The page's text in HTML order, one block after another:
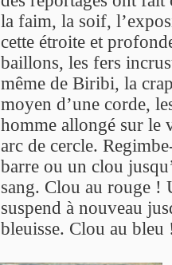
la faim, la soif,
cette étroite et
baillons, les fers
même de Biribi, la
moyen d’une corde,
homme allongé sur le
arc de cercle.
barre ou un clou
sang. Clou au rouge !
suspend à nouveau
bleuisse. Clou au bleu